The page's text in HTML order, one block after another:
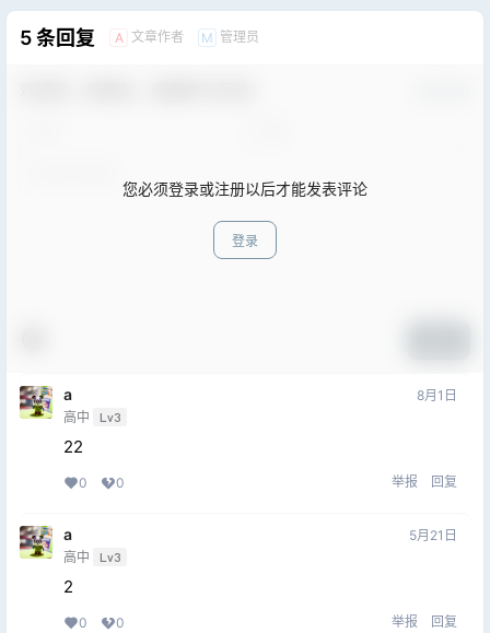
5 条回复 A 文章作者 M 管理员
您必须登录或注册以后才能发表评论
登录
a
高中 Lv3
8月1日
22
0 0 举报 回复
a
高中 Lv3
5月21日
2
0 0 举报 回复